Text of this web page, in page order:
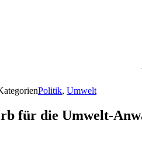
Politik, Umwelt
für die Umwelt-